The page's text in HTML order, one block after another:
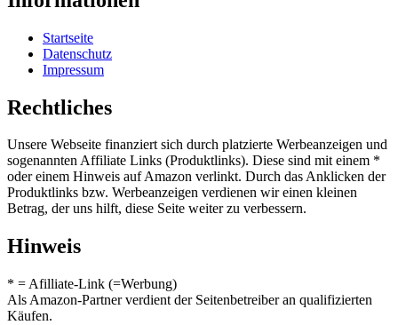
Startseite
Datenschutz
Impressum
Rechtliches
Unsere Webseite finanziert sich durch platzierte Werbeanzeigen und
sogenannten Affiliate Links (Produktlinks). Diese sind mit einem *
oder einem Hinweis auf Amazon verlinkt. Durch das Anklicken der
Produktlinks bzw. Werbeanzeigen verdienen wir einen kleinen
Betrag, der uns hilft, diese Seite weiter zu verbessern.
Hinweis
* = Afilliate-Link (=Werbung)
Als Amazon-Partner verdient der Seitenbetreiber an qualifizierten
Käufen.